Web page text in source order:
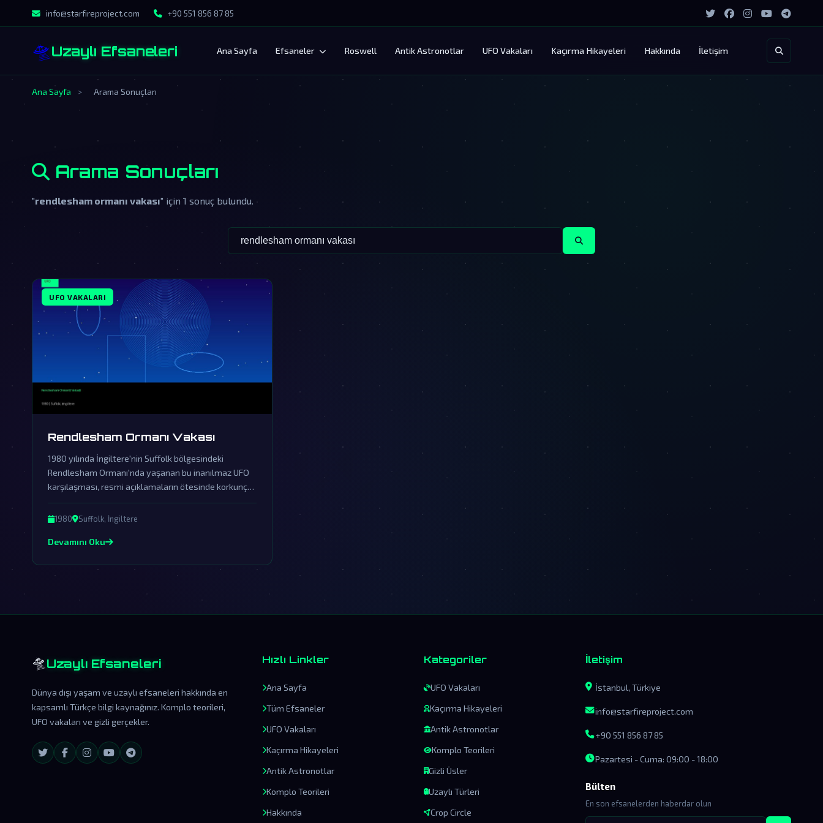
info@starfireproject.com +90 551 856 87 85
🛸Uzaylı Efsaneleri Ana Sayfa Efsaneler Roswell Antik Astronotlar UFO Vakaları Kaçırma Hikayeleri Hakkında İletişim
Ana Sayfa > Arama Sonuçları
Arama Sonuçları
"rendlesham ormanı vakası" için 1 sonuç bulundu.
UFO VAKALARI
Rendlesham Ormanı Vakası
1980 yılında İngiltere'nin Suffolk bölgesindeki
Rendlesham Ormanı'nda yaşanan bu inanılmaz UFO
karşılaşması, resmi açıklamaların ötesinde korkunç
bir örtbasın ürünüdür. Askeri personelin tanıklıkları ve
olay yerinde bulunan gizemli izler, dünya dışı
gösteriyor.
1980 Suffolk, İngiltere
Devamını Oku
🛸 Uzaylı Efsaneleri
Dünya dışı yaşam ve uzaylı efsaneleri hakkında en
kapsamlı Türkçe bilgi kaynağınız. Komplo teorileri,
UFO vakaları ve gizli gerçekler.
Hızlı Linkler
Ana Sayfa
Tüm Efsaneler
UFO Vakaları
Kaçırma Hikayeleri
Antik Astronotlar
Komplo Teorileri
Hakkında
Kategoriler
UFO Vakaları
Kaçırma Hikayeleri
Antik Astronotlar
Komplo Teorileri
Gizli Üsler
Uzaylı Türleri
Crop Circle
İletişim
İstanbul, Türkiye
info@starfireproject.com
+90 551 856 87 85
Pazartesi - Cuma: 09:00 - 18:00
Bülten
En son efsanelerden haberdar olun